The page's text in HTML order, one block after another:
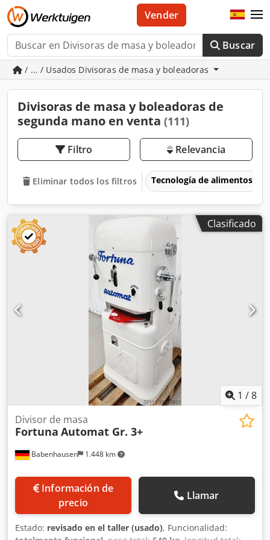
Buscar
Vender
/ ... / Usados Divisoras de masa y boleadoras
Divisoras de masa y boleadoras de
segunda mano en venta (111)
Filtro Relevancia
Eliminar todos los filtros Tecnología de alimentos
Clasificado
1 /8
Babenhausen 1.448 km
Divisor de masa
Fortuna Automat Gr. 3+
Información de
precio
Llamar
Estado: revisado en el taller (usado), Funcionalidad: